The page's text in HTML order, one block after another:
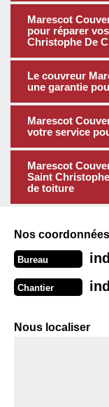
Marescot
pour réparer
Christophe De
Le couvreur
une garantie
Marescot
votre service
Marescot
Saint
de toiture
Nos coordonnées
Bureau
Chantier
Nous localiser